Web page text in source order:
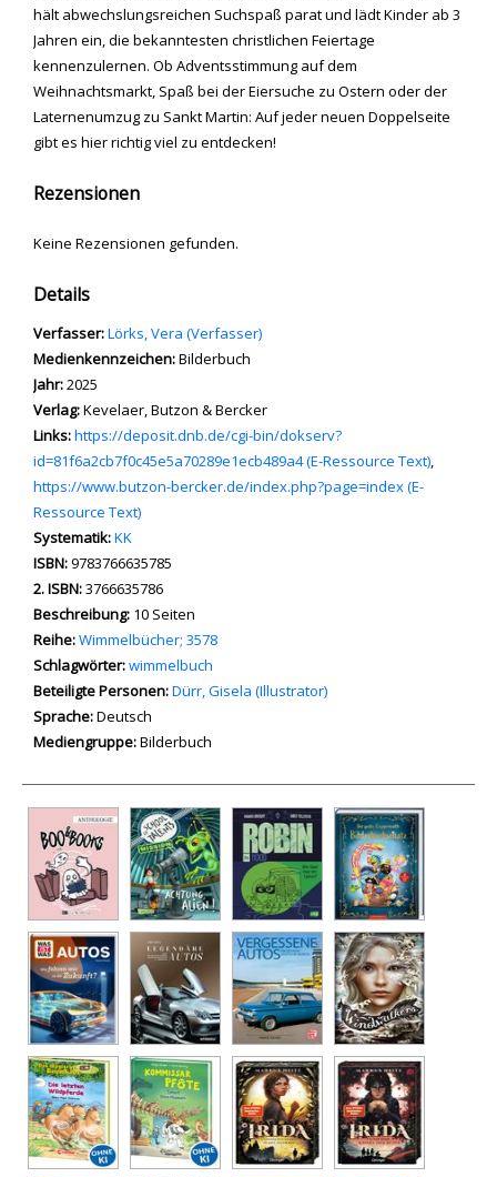
hält abwechslungsreichen Suchspaß parat und lädt Kinder ab 3
Jahren ein, die bekanntesten christlichen Feiertage
kennenzulernen. Ob Adventsstimmung auf dem
Weihnachtsmarkt, Spaß bei der Eiersuche zu Ostern oder der
Laternenumzug zu Sankt Martin: Auf jeder neuen Doppelseite
gibt es hier richtig viel zu entdecken!
Rezensionen
Keine Rezensionen gefunden.
Details
Verfasser:Suche nach diesem Verfasser
Lörks, Vera (Verfasser)
Medienkennzeichen:Bilderbuch
Jahr:2025
Verlag:Kevelaer, Butzon & Bercker
opens in new tab
Links:Diesen Link in neuem Tab öffnen
https://deposit.dnb.de/cgi-bin/dokserv?
id=81f6a2cb7f0c45e5a70289e1ecb489a4 (E-Ressource Text),
https://www.butzon-bercker.de/index.php?page=index (E-
Ressource Text)
Systematik:Suche nach dieser Systematik
KK
Suche nach diesem Interessenskreis
ISBN:9783766635785
2. ISBN:3766635786
Beschreibung: 10 Seiten
Reihe:Wimmelbücher; 3578
Schlagwörter:wimmelbuch
Beteiligte Personen:Suche nach dieser Beteiligten Person
Dürr, Gisela (Illustrator)
Sprache:Deutsch
Mediengruppe:Bilderbuch